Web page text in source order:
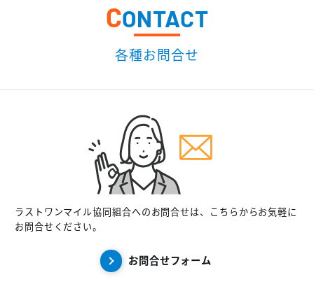
CONTACT
各種お問合せ
ラストワンマイル協同組合へのお問合せは、こちらからお気軽に
お問合せください。
お問合せフォーム